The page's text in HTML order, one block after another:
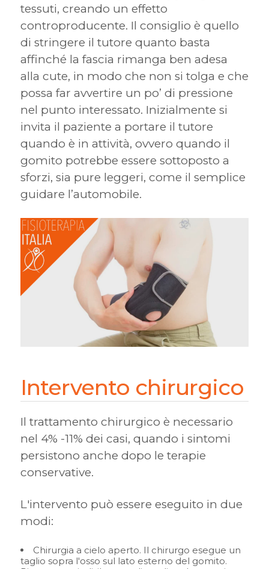
tessuti, creando un effetto
controproducente. Il consiglio è quello
di stringere il tutore quanto basta
affinché la fascia rimanga ben adesa
alla cute, in modo che non si tolga e che
possa far avvertire un po’ di pressione
nel punto interessato. Inizialmente si
invita il paziente a portare il tutore
quando è in attività, ovvero quando il
gomito potrebbe essere sottoposto a
sforzi, sia pure leggeri, come il semplice
guidare l’automobile.
Intervento chirurgico
Il trattamento chirurgico è necessario
nel 4% -11% dei casi, quando i sintomi
persistono anche dopo le terapie
conservative.
L'intervento può essere eseguito in due
modi:
Chirurgia a cielo aperto. Il chirurgo esegue un
taglio sopra l'osso sul lato esterno del gomito.